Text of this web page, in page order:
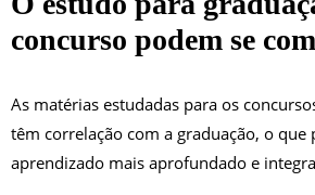
concurso podem se
As matérias estudadas para os
têm correlação com a graduação, o que
aprendizado mais aprofundado e